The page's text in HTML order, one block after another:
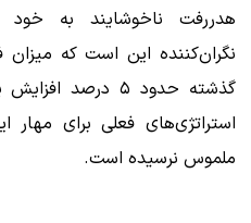
هدررفت ناخوشایند به
نگران‌کننده این است که
گذشته حدود ۵
استراتژی‌های فعلی برای مهار
ملموس نرسیده است.